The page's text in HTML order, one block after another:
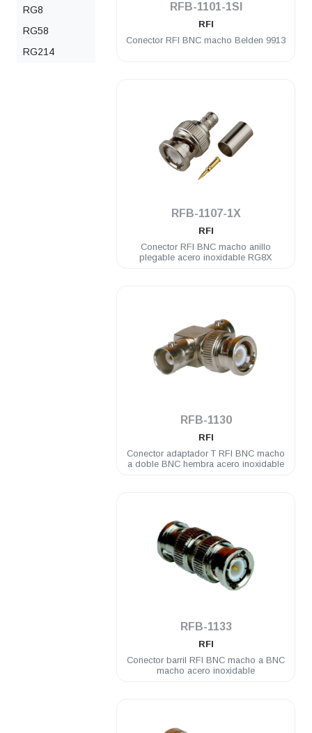
RG8
RG58
RG214
RFB-1101-1SI
RFI
Conector RFI BNC macho Belden 9913
RFB-1107-1X
RFI
Conector RFI BNC macho anillo
plegable acero inoxidable RG8X
RFB-1130
RFI
Conector adaptador T RFI BNC macho
a doble BNC hembra acero inoxidable
RFB-1133
RFI
Conector barril RFI BNC macho a BNC
macho acero inoxidable